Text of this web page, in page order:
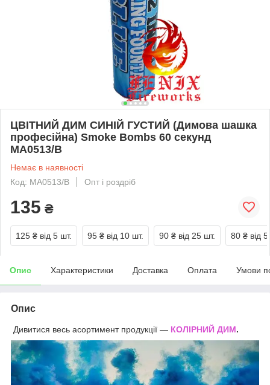
ЦВІТНИЙ ДИМ СИНІЙ ГУСТИЙ (Димова шашка
професійна) Smoke Bombs 60 секунд
MA0513/B
Немає в наявності
Код: MA0513/B
Опт і роздріб
135 ₴
125 ₴ від 5 шт. 95 ₴ від 10 шт. 90 ₴ від 25 шт. 80 ₴ від
Опис Характеристики Доставка Оплата Умови
Опис
Дивитися весь асортимент продукції — КОЛІРНИЙ ДИМ.